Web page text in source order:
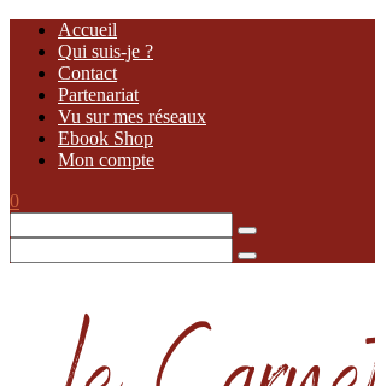
Accueil
Qui suis-je ?
Contact
Partenariat
Vu sur mes réseaux
Ebook Shop
Mon compte
0